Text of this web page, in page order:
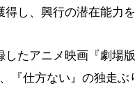
し、興行の潜在能力を
したアニメ映画『劇場
『仕方ない』の独走ぶ